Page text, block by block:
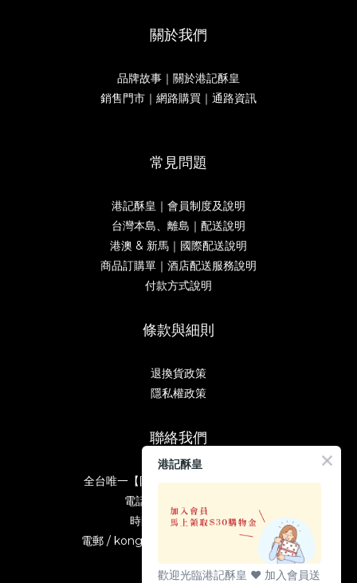
關於我們
品牌故事｜關於港記酥皇
銷售門市｜網路購買｜通路資訊
常見問題
港記酥皇｜會員制度及說明
台灣本島、離島｜配送說明
港澳 & 新馬｜國際配送說明
商品訂購單｜酒店配送服務說明
付款方式說明
條款與細則
退換貨政策
隱私權政策
聯絡我們
全台唯一【國寶獎】糕餅｜台北伴手禮
電話 / 02-2389-5587
時間 / 10:00-19:00
電郵 / kongkeetw1998@gmail.com
港記酥皇
歡迎光臨港記酥皇 ♥️ 加入會員送